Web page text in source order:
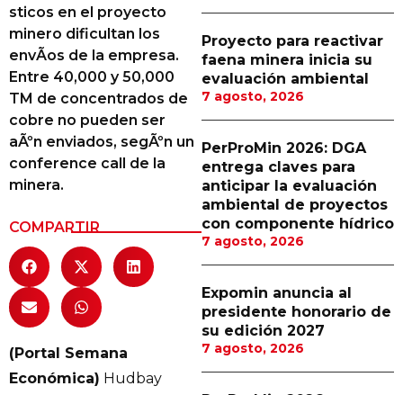
Canal Digital
Columnas de Opinión
Designaciones
Calendario de Eventos
Revistas Digital
Siguenos
sticos en el proyecto
minero dificultan los
envÃ­os de la empresa.
Entre 40,000 y 50,000
TM de concentrados de
cobre no pueden ser
aÃºn enviados, segÃºn un
conference call de la
minera.
COMPARTIR
(Portal Semana
Económica) Hudbay
Proyecto para reactivar
faena minera inicia su
evaluación ambiental
7 agosto, 2026
PerProMin 2026: DGA
entrega claves para
anticipar la evaluación
ambiental de proyectos
con componente hídrico
7 agosto, 2026
Expomin anuncia al
presidente honorario de
su edición 2027
7 agosto, 2026